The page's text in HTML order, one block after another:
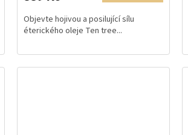
z
5
Objevte hojivou a posilující sílu
éterického oleje Ten tree...